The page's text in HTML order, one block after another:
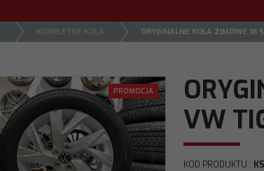
KOMPLETNE KOŁA ORYGINALNE KOŁA ZIMOWE 18
>
PROMOCJA
VW
KOD PRODUKTU :